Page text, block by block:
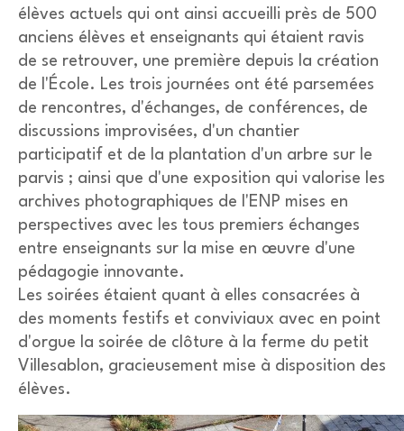
élèves actuels qui ont ainsi accueilli près de 500
anciens élèves et enseignants qui étaient ravis
de se retrouver, une première depuis la création
de l'École. Les trois journées ont été parsemées
de rencontres, d'échanges, de conférences, de
discussions improvisées, d'un chantier
participatif et de la plantation d'un arbre sur le
parvis ; ainsi que d'une exposition qui valorise les
archives photographiques de l'ENP mises en
perspectives avec les tous premiers échanges
entre enseignants sur la mise en œuvre d'une
pédagogie innovante.
Les soirées étaient quant à elles consacrées à
des moments festifs et conviviaux avec en point
d'orgue la soirée de clôture à la ferme du petit
Villesablon, gracieusement mise à disposition des
élèves.